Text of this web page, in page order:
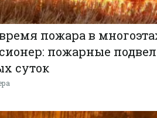
пожара в
пожарные
суток